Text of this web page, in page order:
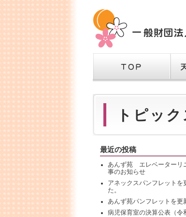
トピック
最近の投稿
あんず苑 エレベーターリ
事のお知らせ
アネックスパンフレットを
た。
あんず苑パンフレットを更
病児保育室の決算公表（令